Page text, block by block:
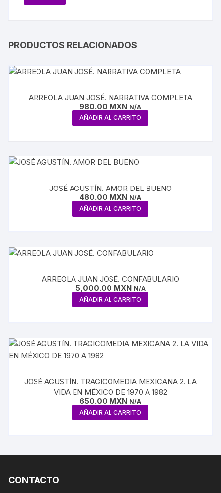
PRODUCTOS RELACIONADOS
ARREOLA JUAN JOSÉ. NARRATIVA COMPLETA
980.00 MXN N/A
AÑADIR AL CARRITO
JOSÉ AGUSTÍN. AMOR DEL BUENO
480.00 MXN N/A
AÑADIR AL CARRITO
ARREOLA JUAN JOSÉ. CONFABULARIO
5,000.00 MXN N/A
AÑADIR AL CARRITO
JOSÉ AGUSTÍN. TRAGICOMEDIA MEXICANA 2. LA
VIDA EN MÉXICO DE 1970 A 1982
650.00 MXN N/A
AÑADIR AL CARRITO
CONTACTO